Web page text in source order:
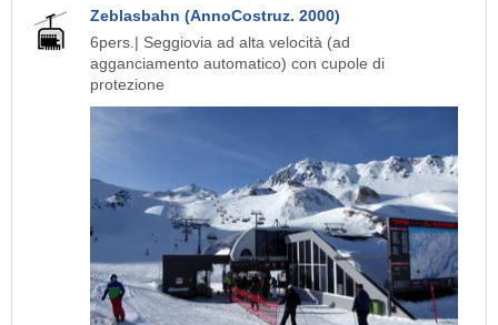
Zeblasbahn (AnnoCostruz. 2000)
6pers.| Seggiovia ad alta velocità (ad
agganciamento automatico) con cupole di
protezione